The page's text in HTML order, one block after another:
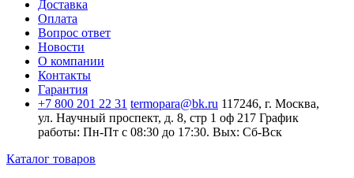
Доставка
Оплата
Вопрос ответ
Новости
О компании
Контакты
Гарантия
+7 800 201 22 31 termopara@bk.ru 117246, г. Москва,
ул. Научный проспект, д. 8, стр 1 оф 217 График
работы: Пн‑Пт с 08:30 до 17:30. Вых: Сб‑Вск
Каталог товаров